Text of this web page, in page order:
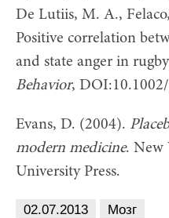
De Lutiis, M. A.,
Positive correlation
and state anger in
Behavior,
Evans, D. (2004).
modern medicine. New
University Press.
02.07.2013 Мозг